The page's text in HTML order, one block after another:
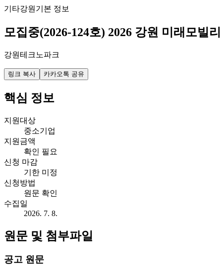
기타강원 기본 정보
모집중(2026-124호) 2026 강원 미래모빌
강원테크노파크
링크 복사 카카오톡 공유
핵심 정보
지원대상
중소기업
지원금액
확인 필요
신청 마감
기한 미정
신청방법
원문 확인
수집일
2026. 7. 8.
원문 및 첨부파일
공고 원문